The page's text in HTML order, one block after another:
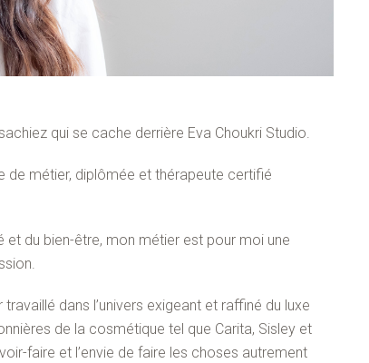
qui se cache derrière Eva Choukri Studio.
de métier, diplômée et thérapeute certifié
et du bien-être, mon métier est pour moi une
dans l’univers exigeant et raffiné du luxe
de la cosmétique tel que Carita, Sisley et
faire et l’envie de faire les choses autrement